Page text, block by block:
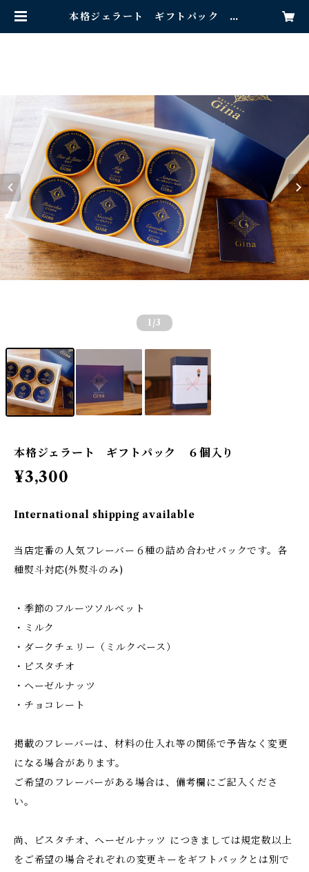
本格ジェラート ギフトパック ６
1 /3
本格ジェラート ギフトパック ６個入り
¥3,300
International shipping available
当店定番の人気フレーバー６種の詰め合わせパックです。各
種熨斗対応(外熨斗のみ)
・季節のフルーツソルベット
・ミルク
・ダークチェリー（ミルクベース）
・ピスタチオ
・ヘーゼルナッツ
・チョコレート
掲載のフレーバーは、材料の仕入れ等の関係で予告なく変更
になる場合があります。
ご希望のフレーバーがある場合は、備考欄にご記入くださ
い。
尚、ピスタチオ、ヘーゼルナッツ につきましては規定数以上
をご希望の場合それぞれの変更キーをギフトパックとは別で